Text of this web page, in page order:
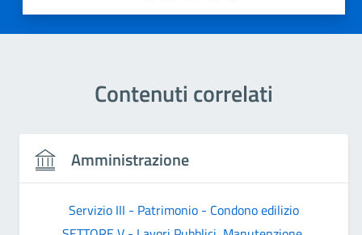
Valuta 5 stelle su 5
Valuta 4 stelle su 5
Valuta 3 stelle su 5
Valuta 2 stelle su 5
Valuta 1 stelle su 5
Contenuti correlati
Amministrazione
Servizio III - Patrimonio - Condono edilizio